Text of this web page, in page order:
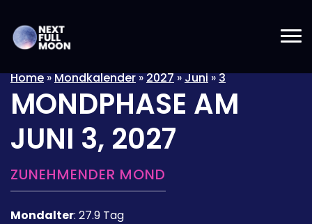
Home»Mondkalender»2027»Juni»3
MONDPHASE AM
JUNI 3, 2027
ZUNEHMENDER MOND
Mondalter: 27.9 Tag